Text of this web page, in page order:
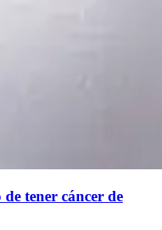
de tener cáncer de